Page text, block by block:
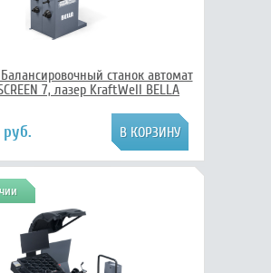
Балансировочный станок автомат
7, лазер KraftWell BELLA
руб.